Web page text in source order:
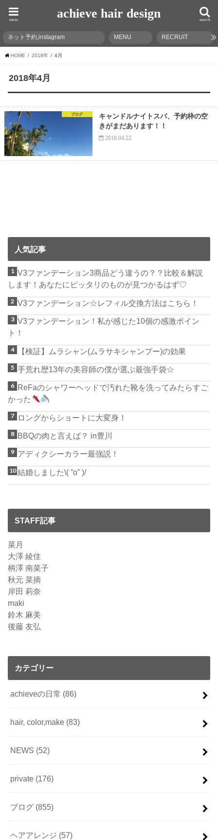
achieve hair design search
menu
ネット予約,instagram MENU RECRUIT
HOME 2018年 4月
2018年4月
ブログ
キャンドルナイトスパ、予約枠の空
きがまだあります！！
2018.04.22
人気記事
V3ファンデーション3商品どう違うの？？比較＆解説
します！あなたにピッタリのものが見つかるはず♡
V3ファンデーション☆レフィル交換方法はこちら！
V3ファンデーション！私が感じた10個の感激ポイン
ト！
【検証】ムラシャン(ムラサキシャンプー)の効果
手荒れ歴13年の美容師の僕が選ぶ最強手袋☆
ReFaのシャワーヘッドで汚れた靴を洗ってみたらすご
かった
ロングからショートに大変身！
BBQの肉と言えば？ in豊川
アディクシーカラー最強説！
結婚しました\( ˆoˆ )/
STAFF記事
菜月
大澤 綾佳
柄澤 南菜子
秋元 菜摘
岸田 莉奈
maki
鈴木 麻美
後藤 友弘
カテゴリー
achieveの日常 (86)
hair, color,make (83)
NEWS (52)
private (176)
ブログ (855)
ヘアアレンジ (57)